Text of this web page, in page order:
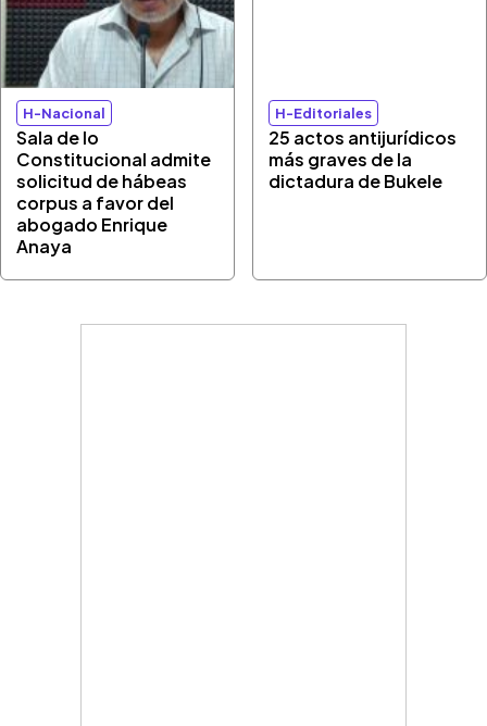
H-Nacional
Sala de lo
Constitucional admite
solicitud de hábeas
corpus a favor del
abogado Enrique
Anaya
H-Editoriales
25 actos antijurídicos
más graves de la
dictadura de Bukele